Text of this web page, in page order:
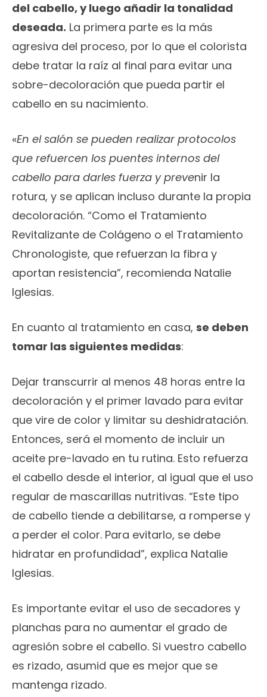
del cabello, y luego añadir la tonalidad
deseada. La primera parte es la más
agresiva del proceso, por lo que el colorista
debe tratar la raíz al final para evitar una
sobre-decoloración que pueda partir el
cabello en su nacimiento.
«En el salón se pueden realizar protocolos
que refuercen los puentes internos del
cabello para darles fuerza y prevenir la
rotura, y se aplican incluso durante la propia
decoloración. “Como el Tratamiento
Revitalizante de Colágeno o el Tratamiento
Chronologiste, que refuerzan la fibra y
aportan resistencia”, recomienda Natalie
Iglesias.
En cuanto al tratamiento en casa, se deben
tomar las siguientes medidas:
Dejar transcurrir al menos 48 horas entre la
decoloración y el primer lavado para evitar
que vire de color y limitar su deshidratación.
Entonces, será el momento de incluir un
aceite pre-lavado en tu rutina. Esto refuerza
el cabello desde el interior, al igual que el uso
regular de mascarillas nutritivas. “Este tipo
de cabello tiende a debilitarse, a romperse y
a perder el color. Para evitarlo, se debe
hidratar en profundidad”, explica Natalie
Iglesias.
Es importante evitar el uso de secadores y
planchas para no aumentar el grado de
agresión sobre el cabello. Si vuestro cabello
es rizado, asumid que es mejor que se
mantenga rizado.